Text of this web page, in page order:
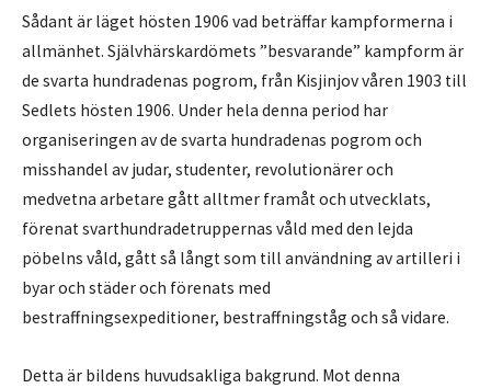
Sådant är läget hösten 1906 vad beträffar kampformerna i
allmänhet. Självhärskardömets ”besvarande” kampform är
de svarta hundradenas pogrom, från Kisjinjov våren 1903 till
Sedlets hösten 1906. Under hela denna period har
organiseringen av de svarta hundradenas pogrom och
misshandel av judar, studenter, revolutionärer och
medvetna arbetare gått alltmer framåt och utvecklats,
förenat svarthundradetruppernas våld med den lejda
pöbelns våld, gått så långt som till användning av artilleri i
byar och städer och förenats med
bestraffningsexpeditioner, bestraffningståg och så vidare.
Detta är bildens huvudsakliga bakgrund. Mot denna